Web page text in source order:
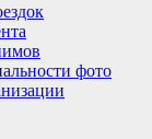
фото